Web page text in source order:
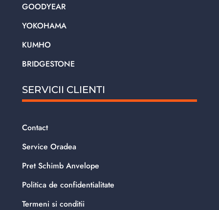
GOODYEAR
YOKOHAMA
KUMHO
BRIDGESTONE
SERVICII CLIENTI
Contact
Service Oradea
Pret Schimb Anvelope
Politica de confidentialitate
Termeni si conditii